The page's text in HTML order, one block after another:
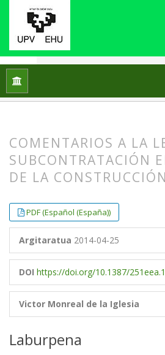
251 - Enpresa eta Ekonomia Aldizkaria
Hasiera
COMENTARIOS A LA
SUBCONTRATACIÓN
DE LA CONSTRUCCIÓN
PDF (Español (España))
Argitaratua 2014-04-25
DOI https://doi.org/10.1387/
Victor Monreal de la Iglesia
Laburpena